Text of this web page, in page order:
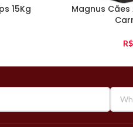
15Kg
Magnus
R$